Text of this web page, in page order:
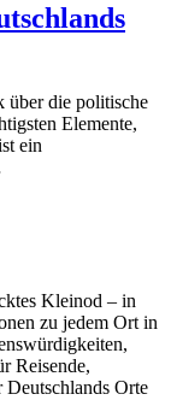
über die politische
Elemente,
ein
Kleinod – in
zu jedem Ort in
Reisende,
Deutschlands Orte